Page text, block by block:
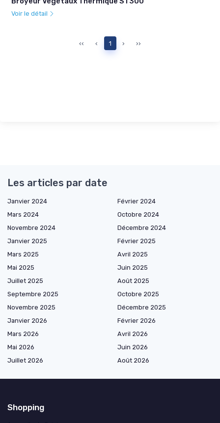
Voir le détail
‹‹ ‹ 1 › ››
Les articles par date
Janvier 2024
Février 2024
Mars 2024
Octobre 2024
Novembre 2024
Décembre 2024
Janvier 2025
Février 2025
Mars 2025
Avril 2025
Mai 2025
Juin 2025
Juillet 2025
Août 2025
Septembre 2025
Octobre 2025
Novembre 2025
Décembre 2025
Janvier 2026
Février 2026
Mars 2026
Avril 2026
Mai 2026
Juin 2026
Juillet 2026
Août 2026
Shopping